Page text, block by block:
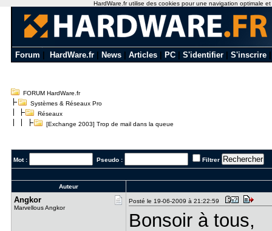
Forum HardWare.fr News Articles PC S'identifier S'inscrire
FORUM HardWare.fr
Systèmes & Réseaux Pro
Réseaux
[Exchange 2003] Trop de mail dans la queue
Mot : Pseudo : Filtrer
Auteur
Angkor
Marvellous Angkor
Posté le 19-06-2009 à 21:22:59
Bonsoir à tous,
HardWare.fr utilise des cookies pour une navigation optimale